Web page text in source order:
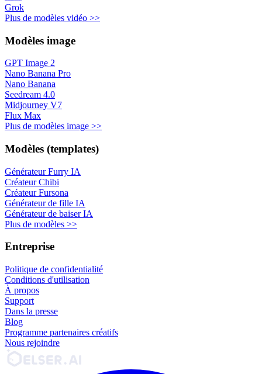
Grok
Plus de modèles vidéo >>
Modèles image
GPT Image 2
Nano Banana Pro
Nano Banana
Seedream 4.0
Midjourney V7
Flux Max
Plus de modèles image >>
Modèles (templates)
Générateur Furry IA
Créateur Chibi
Créateur Fursona
Générateur de fille IA
Générateur de baiser IA
Plus de modèles >>
Entreprise
Politique de confidentialité
Conditions d'utilisation
À propos
Support
Dans la presse
Blog
Programme partenaires créatifs
Nous rejoindre